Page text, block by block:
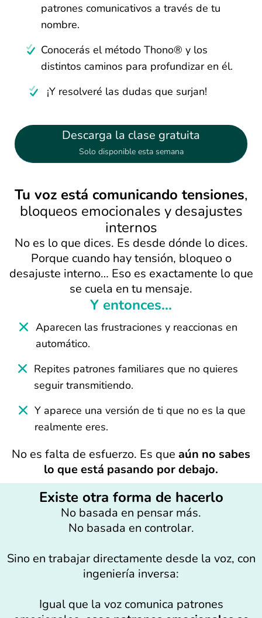
patrones comunicativos a través de tu
nombre.
Conocerás el método Thono® y los
distintos caminos para profundizar en él.
¡Y resolveré las dudas que surjan!
Descarga la clase gratuita
Solo disponible esta semana
Tu voz está comunicando tensiones,
bloqueos emocionales y desajustes
internos
No es lo que dices. Es desde dónde lo dices.
Porque cuando hay tensión, bloqueo o
desajuste interno… Eso es exactamente lo que
se cuela en tu mensaje.
Y entonces...
Aparecen las frustraciones y reaccionas en
automático.
Repites patrones familiares que no quieres
seguir transmitiendo.
Y aparece una versión de ti que no es la que
realmente eres.
No es falta de esfuerzo. Es que aún no sabes
lo que está pasando por debajo.
Existe otra forma de hacerlo
No basada en pensar más.
No basada en controlar.
Sino en trabajar directamente desde la voz, con
ingeniería inversa:
Igual que la voz comunica patrones